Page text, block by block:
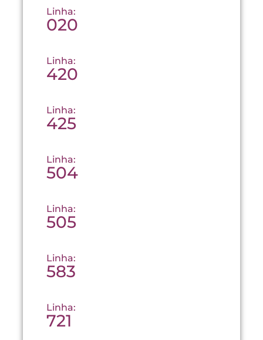
Linha:
020
Linha:
420
Linha:
425
Linha:
504
Linha:
505
Linha:
583
Linha:
721